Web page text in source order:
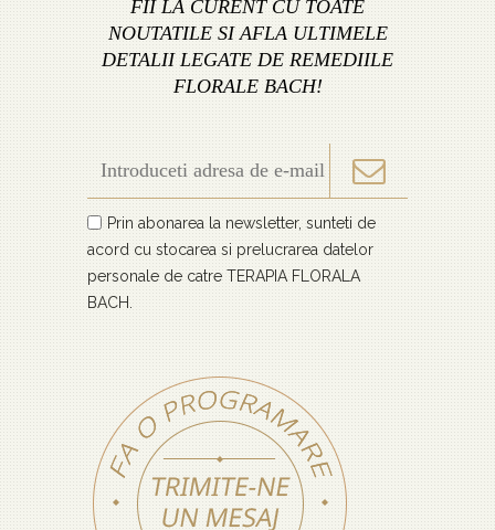
FII LA CURENT CU TOATE
NOUTATILE SI AFLA ULTIMELE
DETALII LEGATE DE REMEDIILE
FLORALE BACH!
Prin abonarea la newsletter, sunteti de
acord cu stocarea si prelucrarea datelor
personale de catre TERAPIA FLORALA
BACH.